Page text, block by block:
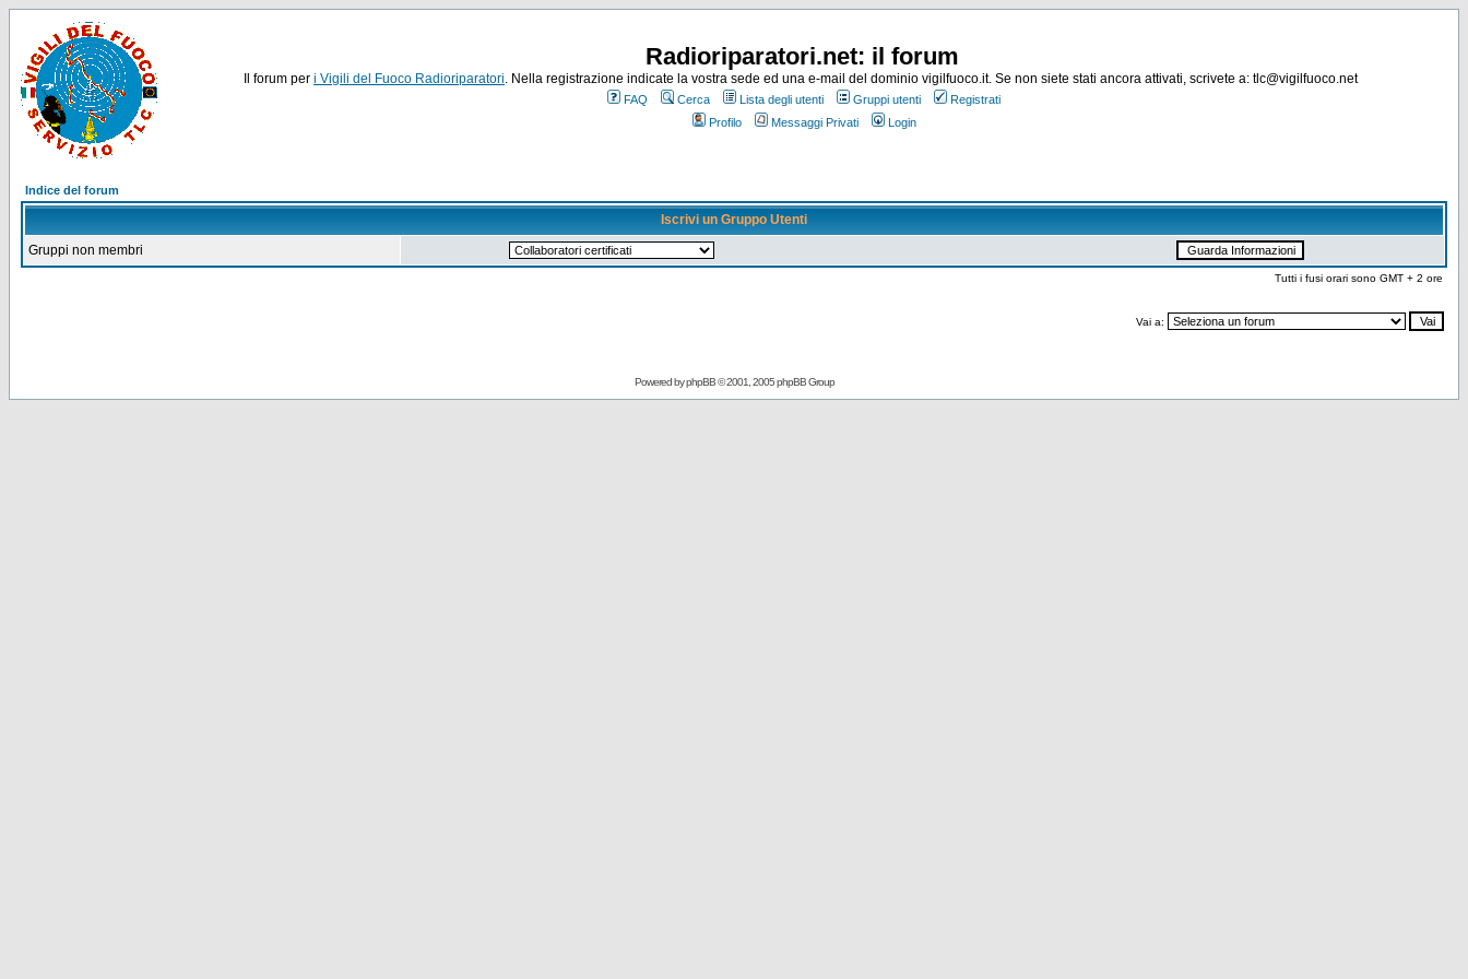
Radioriparatori.net: il forum
Il forum per i Vigili del Fuoco Radioriparatori. Nella registrazione indicate la vostra sede ed una e-mail del dominio vigilfuoco.it. Se non siete stati ancora attivati, scrivete a: tlc@vigilfuoco.net
FAQ Cerca Lista degli utenti Gruppi utenti
Registrati
Profilo
Messaggi Privati Login
Indice del forum
Iscrivi un Gruppo Utenti
Gruppi non membri
Tutti i fusi orari sono GMT + 2 ore
Vai a:
Powered byphpBB© 2001, 2005 phpBB Group